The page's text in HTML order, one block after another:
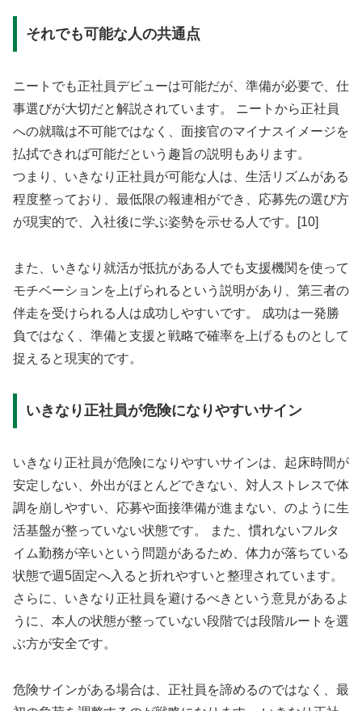
それでも可能な人の共通点
ニートでも正社員デビューは可能だが、準備が必要で、仕
事選びが大切だと解説されています。 ニートから正社員
への就職は不可能ではなく、面接官のマイナスイメージを
払拭できれば可能だという趣旨の説明もあります。
つまり、いきなり正社員が可能な人は、生活リズムがある
程度整っており、最低限の報連相ができ、応募先の選び方
が現実的で、入社後に学ぶ姿勢を示せる人です。[10]
また、いきなり就活が抵抗がある人でも支援機関を使って
モチベーションを上げられるという説明があり、第三者の
伴走を受けられる人は成功しやすいです。 成功は一発勝
負ではなく、準備と支援と戦略で確率を上げるものとして
捉えると現実的です。
いきなり正社員が危険になりやすいサイン
いきなり正社員が危険になりやすいサインは、起床時間が
安定しない、外出がほとんどできない、対人ストレスで体
調を崩しやすい、応募や面接準備が進まない、のように生
活基盤が整っていない状態です。 また、慣れないフルタ
イム勤務が辛いという問題があるため、体力が落ちている
状態で週5固定へ入ると折れやすいと整理されています。
さらに、いきなり正社員を避けるべきという意見があるよ
うに、本人の状態が整っていない段階では段階ルートを選
ぶ方が安全です。
危険サインがある場合は、正社員を諦めるのではなく、最